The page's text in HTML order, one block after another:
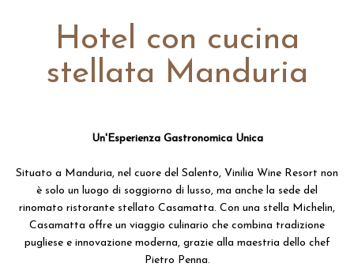
Hotel con cucina
stellata Manduria
Un'Esperienza Gastronomica Unica
Situato a Manduria, nel cuore del Salento, Vinilia Wine Resort non
è solo un luogo di soggiorno di lusso, ma anche la sede del
rinomato ristorante stellato Casamatta. Con una stella Michelin,
Casamatta offre un viaggio culinario che combina tradizione
pugliese e innovazione moderna, grazie alla maestria dello chef
Pietro Penna.